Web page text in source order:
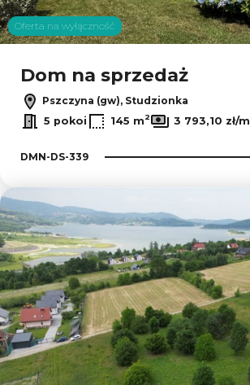
Oferta na wyłączność
Dom na sprzedaż
Pszczyna (gw), Studzionka
5 pokoi
145 m2 3 793,10 zł/m
DMN-DS-339